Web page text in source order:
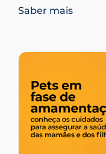
Pirapora (SP),
Saber mais